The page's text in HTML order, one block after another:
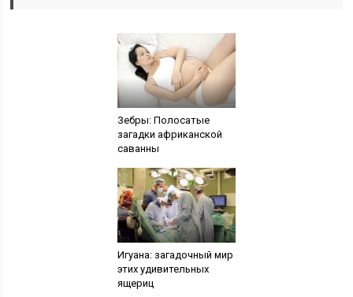
Зебры: Полосатые
загадки африканской
саванны
Игуана: загадочный мир
этих удивительных
ящериц